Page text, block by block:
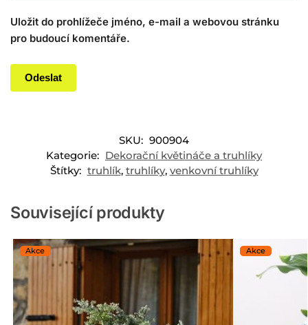
Uložit do prohlížeče jméno, e-mail a webovou stránku
pro budoucí komentáře.
SKU: 900904
Kategorie: Dekorační květináče a truhlíky
Štítky: truhlík, truhlíky, venkovní truhlíky
Související produkty